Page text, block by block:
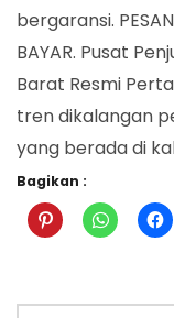
bergaransi.
BAYAR. Pusat
Barat Resmi
tren dikalangan
yang berada di
Bagikan :